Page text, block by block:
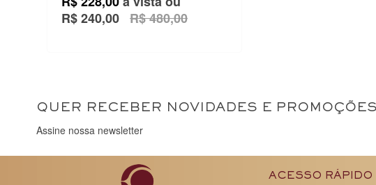
R$ 240,00 R$ 480,00
QUER RECEBER NOVIDADES E
Assine nossa newsletter
ACESSO RÁPIDO